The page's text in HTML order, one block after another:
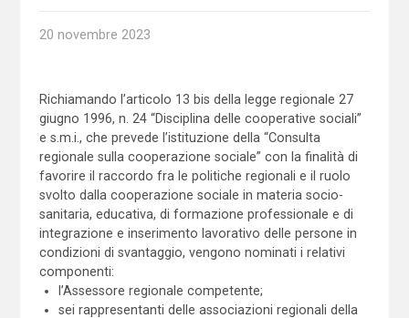
20 novembre 2023
Richiamando l’articolo 13 bis della legge regionale 27
giugno 1996, n. 24 “Disciplina delle cooperative sociali”
e s.m.i., che prevede l’istituzione della “Consulta
regionale sulla cooperazione sociale” con la finalità di
favorire il raccordo fra le politiche regionali e il ruolo
svolto dalla cooperazione sociale in materia socio-
sanitaria, educativa, di formazione professionale e di
integrazione e inserimento lavorativo delle persone in
condizioni di svantaggio, vengono nominati i relativi
componenti:
l’Assessore regionale competente;
sei rappresentanti delle associazioni regionali della